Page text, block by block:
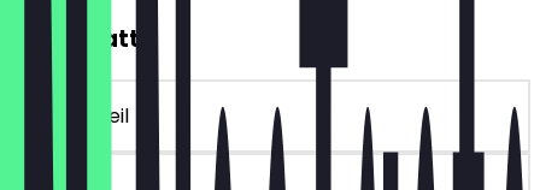
10€ Rabatt
~10 € Vorteil